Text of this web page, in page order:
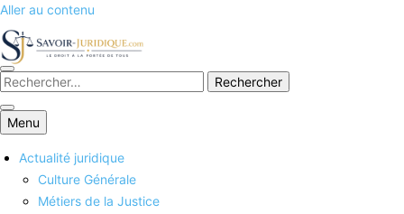
Aller au contenu
Savoirs juridiques
Menu
Actualité juridique
Culture Générale
Métiers de la Justice